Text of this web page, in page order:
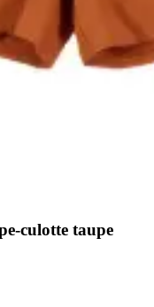
culotte taupe